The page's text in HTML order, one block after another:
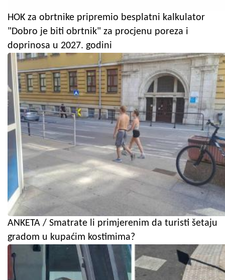
HOK za obrtnike pripremio besplatni kalkulator
"Dobro je biti obrtnik" za procjenu poreza i
doprinosa u 2027. godini
ANKETA / Smatrate li primjerenim da turisti šetaju
gradom u kupaćim kostimima?